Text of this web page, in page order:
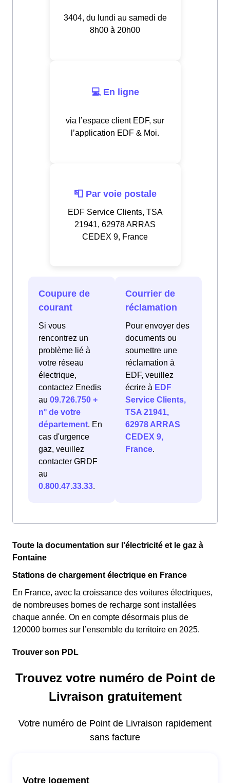
3404, du lundi au samedi de
8h00 à 20h00
💻 En ligne
via l’espace client EDF, sur
l’application EDF & Moi.
📮 Par voie postale
EDF Service Clients, TSA
21941, 62978 ARRAS
CEDEX 9, France
Coupure de
courant
Si vous
rencontrez un
problème lié à
votre réseau
électrique,
contactez Enedis
au 09.726.750 +
n° de votre
département. En
cas d'urgence
gaz, veuillez
contacter GRDF
au
0.800.47.33.33.
Courrier de
réclamation
Pour envoyer des
documents ou
soumettre une
réclamation à
EDF, veuillez
écrire à EDF
Service Clients,
TSA 21941,
62978 ARRAS
CEDEX 9,
France.
Toute la documentation sur l'électricité et le gaz à
Fontaine
Stations de chargement électrique en France
En France, avec la croissance des voitures électriques,
de nombreuses bornes de recharge sont installées
chaque année. On en compte désormais plus de
120000 bornes sur l’ensemble du territoire en 2025.
Trouver son PDL